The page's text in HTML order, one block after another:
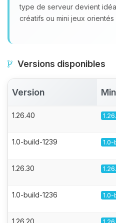
type de serveur devient
créatifs ou mini jeux orientés
Versions disponibles
Version
1.26.40
1.0-build-1239 1.0-
1.26.30
1.0-build-1236 1.0-
1.26.20